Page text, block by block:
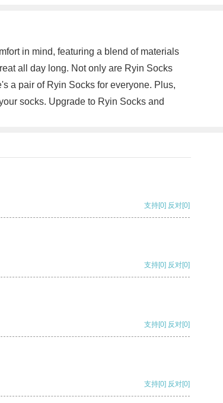
in mind, featuring a blend of materials
all day long. Not only are Ryin Socks
a pair of Ryin Socks for everyone. Plus,
socks. Upgrade to Ryin Socks and
支持[0] 反对[0]
支持[0] 反对[0]
支持[0] 反对[0]
支持[0] 反对[0]